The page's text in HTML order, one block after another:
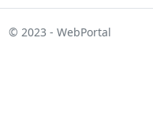
© 2023 - WebPortal